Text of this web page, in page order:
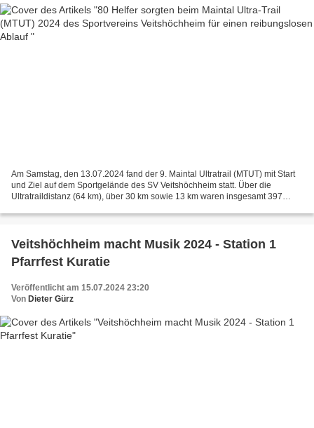
Am Samstag, den 13.07.2024 fand der 9. Maintal Ultratrail (MTUT) mit Start
und Ziel auf dem Sportgelände des SV Veitshöchheim statt. Über die
Ultratraildistanz (64 km), über 30 km sowie 13 km waren insgesamt 397
Veitshöchheim macht Musik 2024 - Station 1
Pfarrfest Kuratie
Veröffentlicht am 15.07.2024 23:20
Von Dieter Gürz